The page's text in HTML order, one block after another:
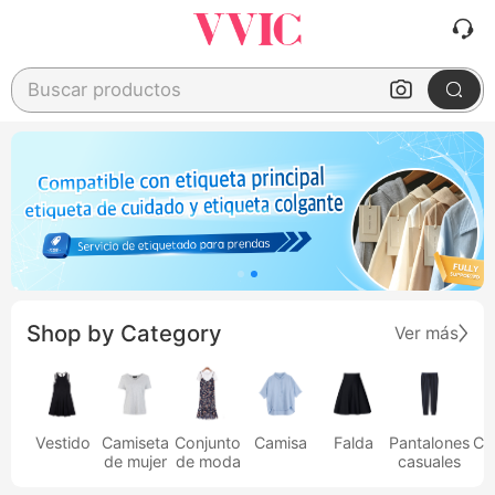
Buscar productos
Shop by Category Ver más
Vestido
Camiseta
de mujer
Conjunto
de moda
Camisa Falda
Pantalones
casuales